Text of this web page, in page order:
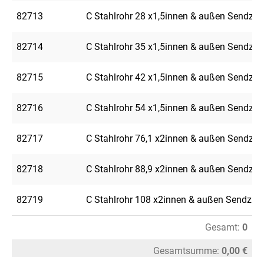
82713 C Stahlrohr 28 x1,5innen & außen
82714 C Stahlrohr 35 x1,5innen & außen
82715 C Stahlrohr 42 x1,5innen & außen
82716 C Stahlrohr 54 x1,5innen & außen
82717 C Stahlrohr 76,1 x2innen & außen
82718 C Stahlrohr 88,9 x2innen & außen
82719 C Stahlrohr 108 x2innen & außen
Gesamt: 0
Gesamtsumme: 0,00 €